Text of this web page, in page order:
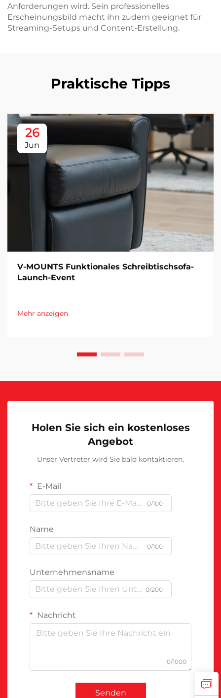
Anforderungen wird. Sein professionelles
Erscheinungsbild macht ihn zudem geeignet für
Streaming-Setups und Content-Erstellung.
Praktische Tipps
26
Jun
V-MOUNTS Funktionales Schreibtischsofa-
Launch-Event
Mehr anzeigen
Holen Sie sich ein kostenloses
Angebot
Unser Vertreter wird Sie bald kontaktieren.
E-Mail
0/100
Name
0/100
Unternehmensname
0/200
Nachricht
0/1000
Senden